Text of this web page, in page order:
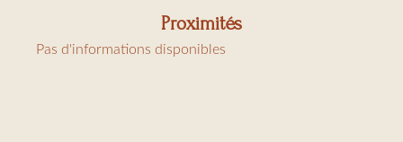
Proximités
Pas d'informations disponibles